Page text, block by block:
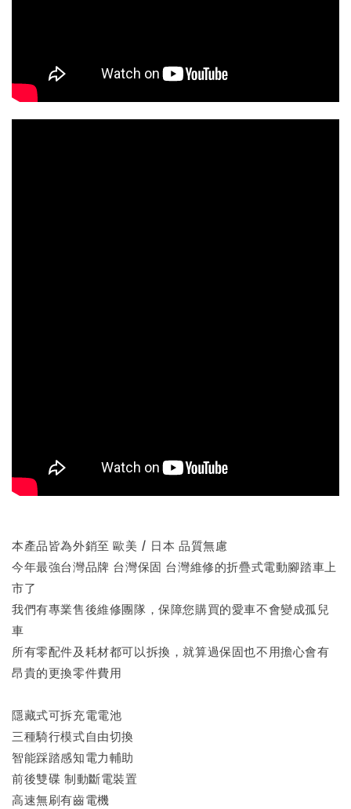
本產品皆為外銷至 歐美 / 日本 品質無慮
今年最強台灣品牌 台灣保固 台灣維修的折疊式電動腳踏車上
市了
我們有專業售後維修團隊，保障您購買的愛車不會變成孤兒
車
所有零配件及耗材都可以拆換，就算過保固也不用擔心會有
昂貴的更換零件費用
隱藏式可拆充電電池
三種騎行模式自由切換
智能踩踏感知電力輔助
前後雙碟 制動斷電裝置
高速無刷有齒電機